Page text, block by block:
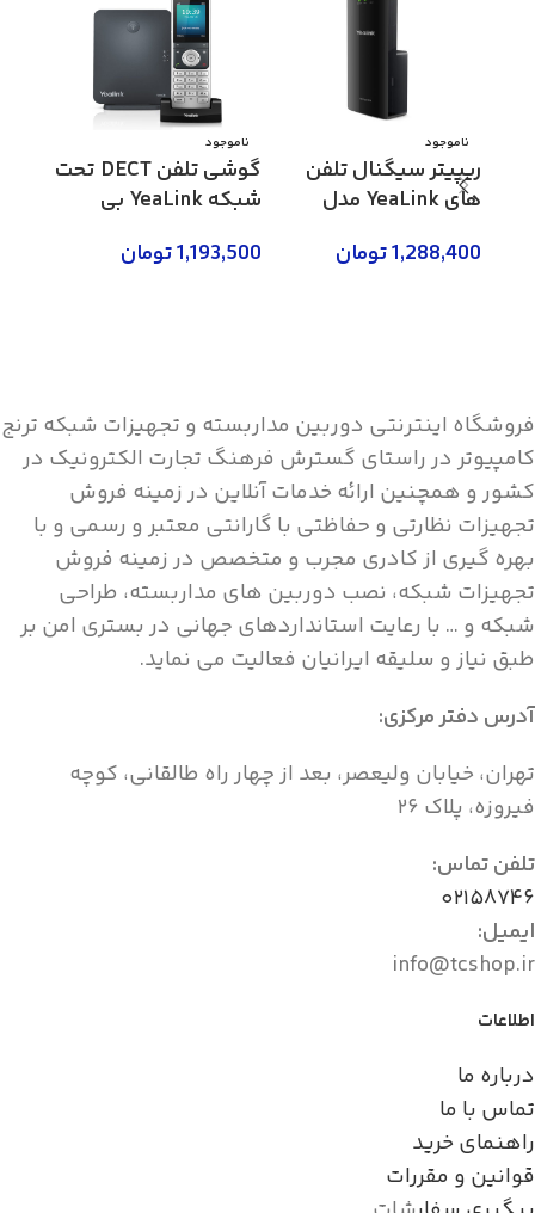
ناموجود
ریپیتر سیگنال تلفن
های YeaLink مدل
1,288,400تومان
ناموجود
گوشی تلفن DECT تحت
شبکه YeaLink بی
1,193,500تومان
فروشگاه اینترنتی دوربین مداربسته و تجهیزات شبکه ترنج
کامپیوتر در راستای گسترش فرهنگ تجارت الکترونیک در
کشور و همچنین ارائه خدمات آنلاین در زمینه فروش
تجهیزات نظارتی و حفاظتی با گارانتی معتبر و رسمی و با
بهره گیری از کادری مجرب و متخصص در زمینه فروش
تجهیزات شبکه، نصب دوربین های مداربسته، طراحی
شبکه و … با رعایت استانداردهای جهانی در بستری امن بر
طبق نیاز و سلیقه ایرانیان فعالیت می نماید.
آدرس دفتر مرکزی:
تهران، خیابان ولیعصر، بعد از چهار راه طالقانی، کوچه
فیروزه، پلاک ۲۶
تلفن تماس:
۰۲۱۵۸۷۴۶
ایمیل:
info@tcshop.ir
اطلاعات
درباره ما
تماس با ما
راهنمای خرید
قوانین و مقررات